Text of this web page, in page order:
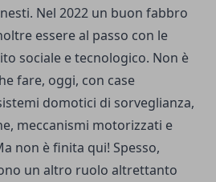
Nel 2022 un buon fabbro
essere al passo con le
sociale e tecnologico. Non è
fare, oggi, con case
domotici di sorveglianza,
meccanismi motorizzati e
non è finita qui! Spesso,
un altro ruolo altrettanto